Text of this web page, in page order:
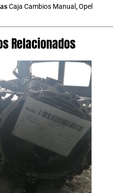
Caja Cambios Manual ,Opel
Relacionados